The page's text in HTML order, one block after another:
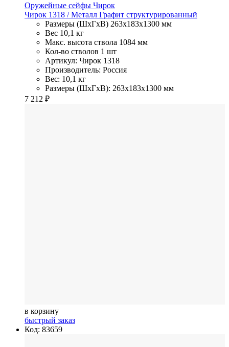
Оружейные сейфы Чирок
Чирок 1318 / Металл Графит структурированный
Размеры (ШхГхВ) 263x183x1300 мм
Вес 10,1 кг
Макс. высота ствола 1084 мм
Кол-во стволов 1 шт
Артикул: Чирок 1318
Производитель: Россия
Вес: 10,1 кг
Размеры (ШхГхВ): 263x183x1300 мм
7 212 ₽
в корзину
быстрый заказ
Код: 83659